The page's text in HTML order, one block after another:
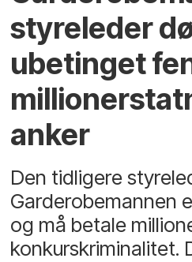
styreleder
ubetinget
anker
Den tidligere
Garderobemannen
og må betale
konkurskriminalitet.